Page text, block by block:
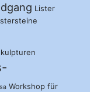
Lister
Workshop für